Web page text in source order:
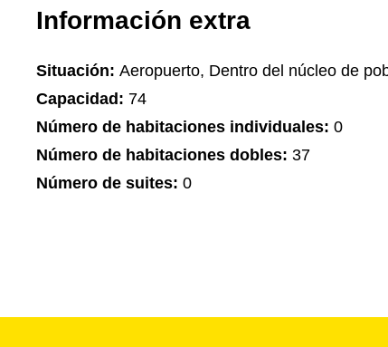
Información extra
Situación: Aeropuerto, Dentro del núcleo de
Capacidad: 74
Número de habitaciones individuales: 0
Número de habitaciones dobles: 37
Número de suites: 0